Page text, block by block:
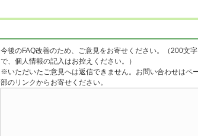
今後のFAQ改善のため、ご意見をお寄せください。（200文
で、個人情報の記入はお控えください。）
※いただいたご意見へは返信できません。お問い合わせはペ
部のリンクからお寄せください。